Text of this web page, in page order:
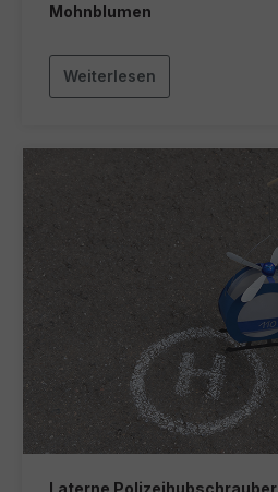
Mohnblumen
Weiterlesen
Laterne Polizeihubschrauber